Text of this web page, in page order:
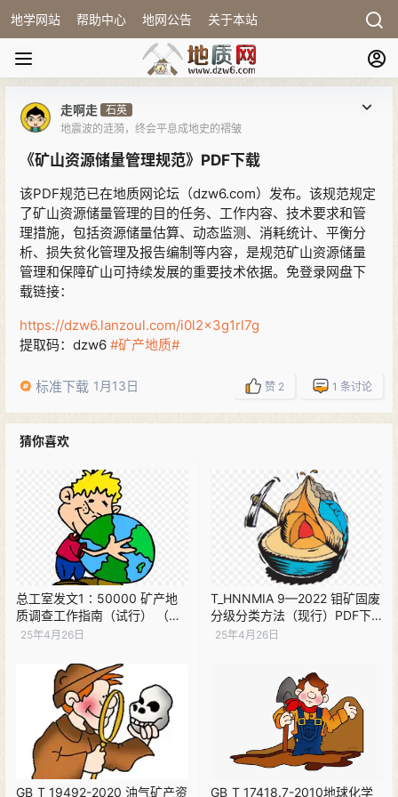
地学网站 帮助中心 地网公告 关于本站
走啊走 石英
地震波的涟漪，终会平息成地史的褶皱
《矿山资源储量管理规范》PDF下载
该PDF规范已在地质网论坛（dzw6.com）发布。该规范规定
了矿山资源储量管理的目的任务、工作内容、技术要求和管
理措施，包括资源储量估算、动态监测、消耗统计、平衡分
析、损失贫化管理及报告编制等内容，是规范矿山资源储量
管理和保障矿山可持续发展的重要技术依据。免登录网盘下
载链接：
https://dzw6.lanzoul.com/i0l2x3g1rl7g
提取码：dzw6 #矿产地质#
标准下载 1月13日 赞 2 1 条讨论
猜你喜欢
总工室发文1∶50000 矿产地
质调查工作指南（试行） （现
行）PDF下载
25年4月26日
T_HNNMIA 9—2022 钼矿固废
分级分类方法（现行）PDF下
载
25年4月26日
GB_T 19492-2020 油气矿产资 GB_T 17418.7-2010地球化学